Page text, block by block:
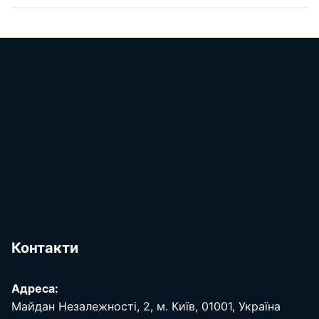
Контакти
Адреса:
Майдан Незалежності, 2, м. Київ, 01001, Україна